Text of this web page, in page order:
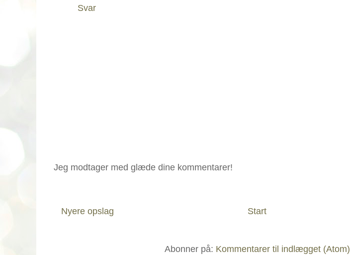
Svar
Jeg modtager med glæde dine kommentarer!
Nyere opslag Start
Abonner på: Kommentarer til indlægget (Atom)